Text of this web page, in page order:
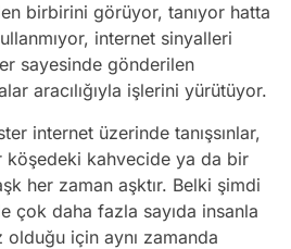
birbirini görüyor, tanıyor hatta
internet sinyalleri
sayesinde gönderilen
aracılığıyla işlerini yürütüyor.
internet üzerinde tanışsınlar,
köşedeki kahvecide ya da bir
her zaman aşktır. Belki şimdi
çok daha fazla sayıda insanla
olduğu için aynı zamanda